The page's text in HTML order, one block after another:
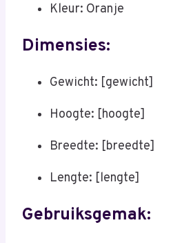
Kleur: Oranje
Dimensies:
Gewicht: [gewicht]
Hoogte: [hoogte]
Breedte: [breedte]
Lengte: [lengte]
Gebruiksgemak: